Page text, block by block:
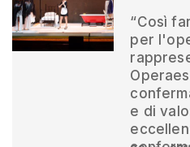
“Così
per
e di